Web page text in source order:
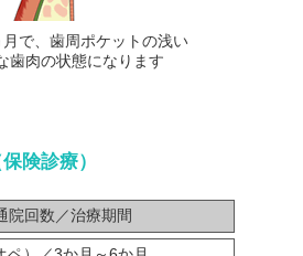
で、歯周ポケットの浅い
歯肉の状態になります
険診療）
院回数／治療期間